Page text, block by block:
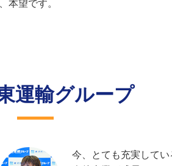
本望です。
運輸グループ
今、とても充実して